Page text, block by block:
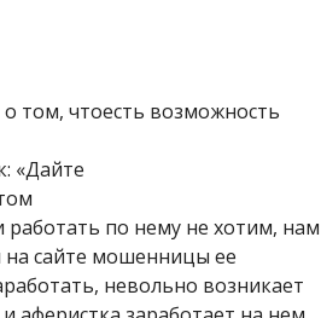
том, чтоесть возможность
«Дайте
работать по нему не хотим, нам
сайте мошенницы ее
невольно возникает